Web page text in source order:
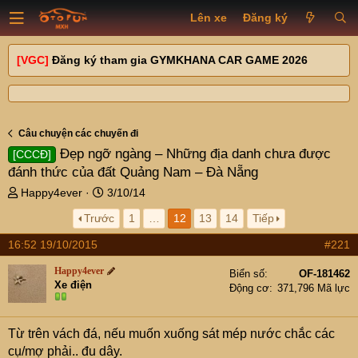
Lên xe Đăng ký
[VGC] Đăng ký tham gia GYMKHANA CAR GAME 2026
Câu chuyện các chuyến đi
[CCCĐ]
Đẹp ngỡ ngàng – Những địa danh chưa được
đánh thức của đất Quảng Nam – Đà Nẵng
T
e
a
d
s
r
Happy4ever
N
g
à
y
ử
3/10/14
Trước
1 12 13 14 Tiếp
16:52 19/10/2015 #221
Happy4ever
Xe điện
Biển số
OF-181462
Động cơ
371,796 Mã lực
Từ trên vách đá, nếu muốn xuống sát mép nước chắc các
cụ/mợ phải.. đu dây.